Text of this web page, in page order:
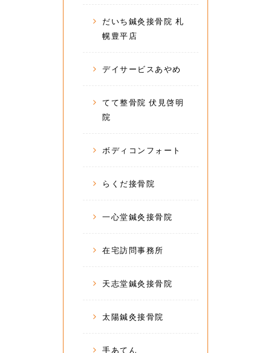
だいち鍼灸接骨院 札
幌豊平店
デイサービスあやめ
てて整骨院 伏見啓明
院
ボディコンフォート
らくだ接骨院
一心堂鍼灸接骨院
在宅訪問事務所
天志堂鍼灸接骨院
太陽鍼灸接骨院
手あてん